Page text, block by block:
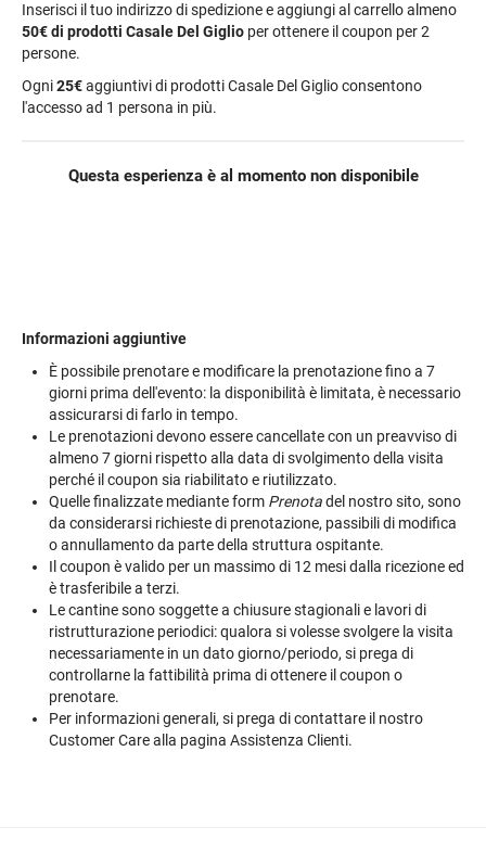
Inserisci il tuo indirizzo di spedizione e aggiungi al carrello almeno
50€di prodotti Casale Del Giglio per ottenere il coupon per 2
persone.
Ogni25€aggiuntivi di prodotti Casale Del Giglio consentono
l'accesso ad 1 persona in più.
Questa esperienza è al momento non disponibile
Informazioni aggiuntive
È possibile prenotare e modificare la prenotazione fino a 7
giorni prima dell'evento: la disponibilità è limitata, è necessario
assicurarsi di farlo in tempo.
Le prenotazioni devono essere cancellate con un preavviso di
almeno 7 giorni rispetto alla data di svolgimento della visita
perché il coupon sia riabilitato e riutilizzato.
Quelle finalizzate mediante form Prenotadel nostro sito, sono
da considerarsi richieste di prenotazione, passibili di modifica
o annullamento da parte della struttura ospitante.
Il coupon è valido per un massimo di 12 mesi dalla ricezione ed
è trasferibile a terzi.
Le cantine sono soggette a chiusure stagionali e lavori di
ristrutturazione periodici: qualora si volesse svolgere la visita
necessariamente in un dato giorno/periodo, si prega di
controllarne la fattibilità prima di ottenere il coupon o
prenotare.
Per informazioni generali, si prega di contattare il nostro
Customer Care alla pagina Assistenza Clienti.